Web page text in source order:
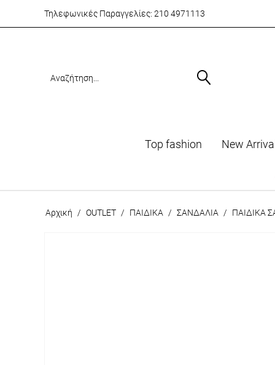
Τηλεφωνικές Παραγγελίες: 210 4971113
Top fashion Νew
Αρχική / OUTLET / ΠΑΙΔΙΚΑ / ΣΑΝΔΑΛΙΑ / ΠΑΙΔΙΚΑ